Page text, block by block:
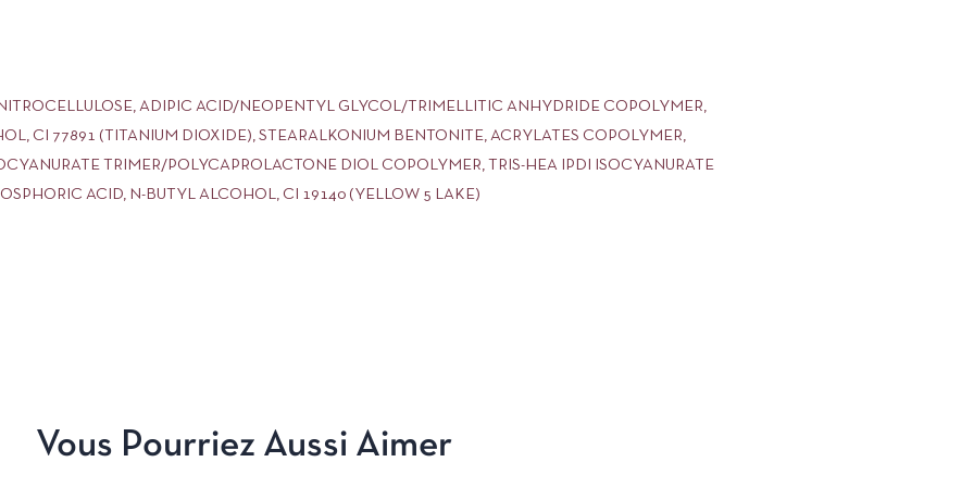
ADIPIC ACID/NEOPENTYL GLYCOL/TRIMELLITIC ANHYDRIDE COPOLYMER,
CI 77891 (TITANIUM DIOXIDE), STEARALKONIUM BENTONITE, ACRYLATES COPOLYMER,
TRIMER/POLYCAPROLACTONE DIOL COPOLYMER, TRIS-HEA IPDI ISOCYANURATE
ACID, N-BUTYL ALCOHOL, CI 19140 (YELLOW 5 LAKE)
Vous Pourriez Aussi Aimer